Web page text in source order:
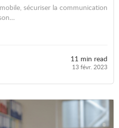
sécuriser la communication
11 min read
13 févr. 2023